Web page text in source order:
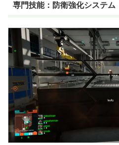
専門技能：防衛強化システム